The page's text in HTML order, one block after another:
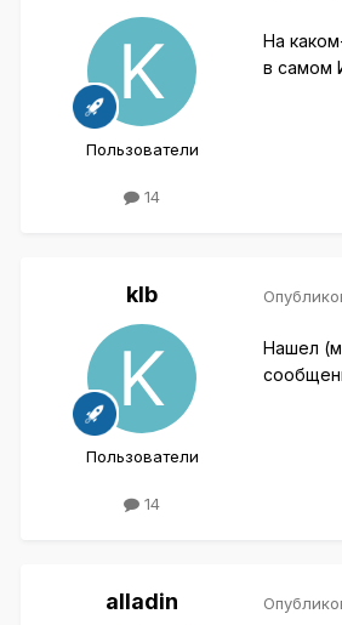
Пользователи
14
На
в самом
klb
Пользователи
14
Нашел
alladin